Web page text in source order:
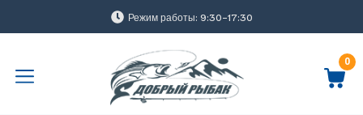
Режим работы: 9:30-17:30
0